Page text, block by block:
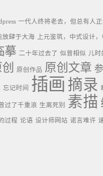
一代人终将老去，但总有人正
放肆于大海 上元鉴筑，中式设计
摹 二十年过去了 似曾相似 儿时
原创作品 原创文章
忘记时间 插画 摘录
过了千重浪 生离死别 素描
过程 论语 设计师网站 诺言难许